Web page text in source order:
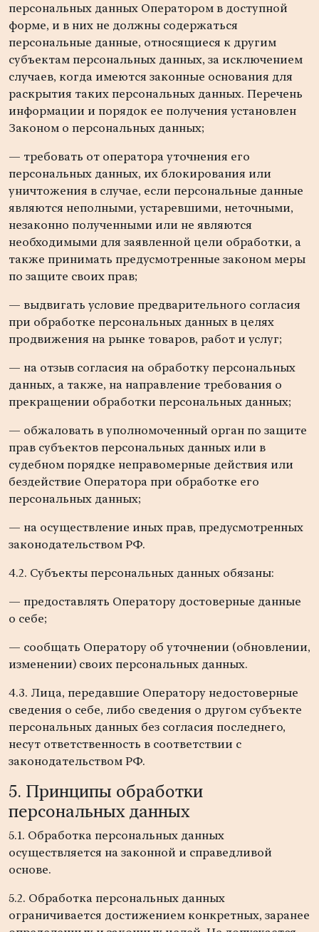
персональных данных Оператором в доступной
форме, и в них не должны содержаться
персональные данные, относящиеся к другим
субъектам персональных данных, за исключением
случаев, когда имеются законные основания для
раскрытия таких персональных данных. Перечень
информации и порядок ее получения установлен
Законом о персональных данных;
— требовать от оператора уточнения его
персональных данных, их блокирования или
уничтожения в случае, если персональные данные
являются неполными, устаревшими, неточными,
незаконно полученными или не являются
необходимыми для заявленной цели обработки, а
также принимать предусмотренные законом меры
по защите своих прав;
— выдвигать условие предварительного согласия
при обработке персональных данных в целях
продвижения на рынке товаров, работ и услуг;
— на отзыв согласия на обработку персональных
данных, а также, на направление требования о
прекращении обработки персональных данных;
— обжаловать в уполномоченный орган по защите
прав субъектов персональных данных или в
судебном порядке неправомерные действия или
бездействие Оператора при обработке его
персональных данных;
— на осуществление иных прав, предусмотренных
законодательством РФ.
4.2. Субъекты персональных данных обязаны:
— предоставлять Оператору достоверные данные
о себе;
— сообщать Оператору об уточнении (обновлении,
изменении) своих персональных данных.
4.3. Лица, передавшие Оператору недостоверные
сведения о себе, либо сведения о другом субъекте
персональных данных без согласия последнего,
несут ответственность в соответствии с
законодательством РФ.
5. Принципы обработки
персональных данных
5.1. Обработка персональных данных
осуществляется на законной и справедливой
основе.
5.2. Обработка персональных данных
ограничивается достижением конкретных, заранее